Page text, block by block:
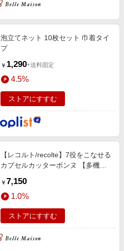
泡立てネット 10枚セット 巾着タイ
プ
￥ 1,290+送料固定
4.5%
ストアにすすむ
【レコルト/recolte】7役をこなせる
カプセルカッターボンヌ 【多機能
ぜる・練る・潰す・砕く・おろす・
泡立てる」
￥ 7,150
1.0%
ストアにすすむ